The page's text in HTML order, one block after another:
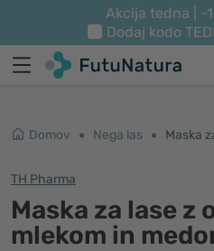
Akcija tedna | -
Dodaj kodo
Domov Nega las
TH Pharma
Maska za lase z
mlekom in